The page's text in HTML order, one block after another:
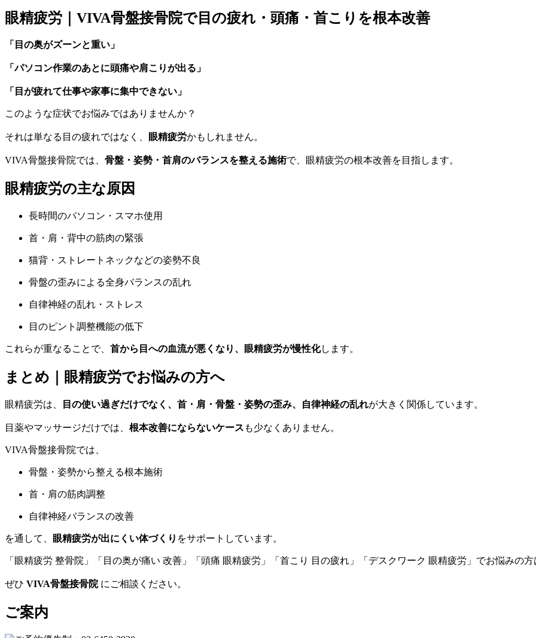
眼精疲労｜VIVA骨盤接骨院で目の疲れ・頭痛・首こりを根本改善
「目の奥がズーンと重い」
「パソコン作業のあとに頭痛や肩こりが出る」
「目が疲れて仕事や家事に集中できない」
このような症状でお悩みではありませんか？
それは単なる目の疲れではなく、 眼精疲労かもしれません。
VIVA骨盤接骨院では、 骨盤・姿勢・首肩のバランスを整える施術で、眼精疲労の根本改善を目指します。
眼精疲労の主な原因
長時間のパソコン・スマホ使用
首・肩・背中の筋肉の緊張
猫背・ストレートネックなどの姿勢不良
骨盤の歪みによる全身バランスの乱れ
自律神経の乱れ・ストレス
目のピント調整機能の低下
これらが重なることで、 首から目への血流が悪くなり、眼精疲労が慢性化します。
まとめ｜眼精疲労でお悩みの方へ
眼精疲労は、 目の使い過ぎだけでなく、首・肩・骨盤・姿勢の歪み、自律神経の乱れが大きく関係しています。
目薬やマッサージだけでは、 根本改善にならないケース も少なくありません。
VIVA骨盤接骨院では、
骨盤・姿勢から整える根本施術
首・肩の筋肉調整
自律神経バランスの改善
を通して、 眼精疲労が出にくい体づくり をサポートしています。
「眼精疲労 整骨院」「目の奥が痛い 改善」「頭痛 眼精疲労」「首こり 目の疲れ」「デスクワーク 眼精疲労」でお悩みの方
ぜひ VIVA骨盤接骨院にご相談ください。
ご案内